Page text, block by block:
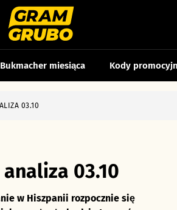
Bukmacher miesiąca Kody
03.10
03.10
w Hiszpanii rozpocznie się